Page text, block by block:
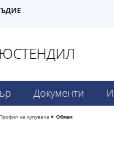
Документи
Профил на купувача Обяви